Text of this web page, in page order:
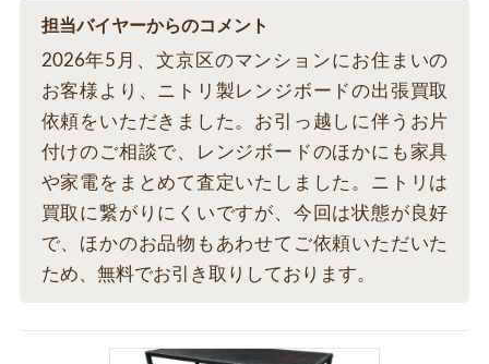
担当バイヤーからのコメント
2026年5月、文京区のマンションにお住まいの
お客様より、ニトリ製レンジボードの出張買取
依頼をいただきました。お引っ越しに伴うお片
付けのご相談で、レンジボードのほかにも家具
や家電をまとめて査定いたしました。ニトリは
買取に繋がりにくいですが、今回は状態が良好
で、ほかのお品物もあわせてご依頼いただいた
ため、無料でお引き取りしております。